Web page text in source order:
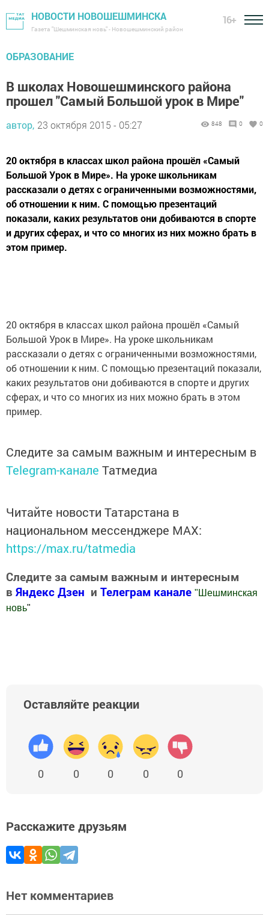
НОВОСТИ НОВОШЕШМИНСКА
Газета "Шешминская новь" - Новошешминский район
16+
ОБРАЗОВАНИЕ
В школах Новошешминского района
прошел "Самый Большой урок в Мире"
автор, 23 октября 2015 - 05:27 848 0 0
20 октября в классах школ района прошёл «Самый
Большой Урок в Мире». На уроке школьникам
рассказали о детях с ограниченными возможностями,
об отношении к ним. С помощью презентаций
показали, каких результатов они добиваются в спорте
и других сферах, и что со многих из них можно брать в
этом пример.
20 октября в классах школ района прошёл «Самый
Большой Урок в Мире». На уроке школьникам
рассказали о детях с ограниченными возможностями,
об отношении к ним. С помощью презентаций показали,
каких результатов они добиваются в спорте и других
сферах, и что со многих из них можно брать в этом
пример.
Следите за самым важным и интересным в
Telegram-канале Татмедиа
Читайте новости Татарстана в
национальном мессенджере MАХ:
https://max.ru/tatmedia
Следите за самым важным и интересным
в Яндекс Дзен и Телеграм канале " Шешминская
новь"
Оставляйте реакции
0 0 0 0 0
Расскажите друзьям
Нет комментариев